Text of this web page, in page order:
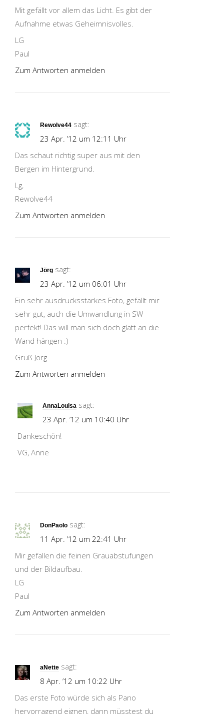
Mit gefällt vor allem das Licht. Es gibt der
Aufnahme etwas Geheimnisvolles.
LG
Paul
Zum Antworten anmelden
Rewolve44 sagt:
23 Apr. ’12 um 12:11 Uhr
Das schaut richtig super aus mit den
Bergen im Hintergrund.
Lg,
Rewolve44
Zum Antworten anmelden
Jörg sagt:
23 Apr. ’12 um 06:01 Uhr
Ein sehr ausdrucksstarkes Foto, gefällt mir
sehr gut, auch die Umwandlung in SW
perfekt! Das will man sich doch glatt an die
Wand hängen :)
Gruß Jörg
Zum Antworten anmelden
AnnaLouisa sagt:
23 Apr. ’12 um 10:40 Uhr
Dankeschön!
VG, Anne
DonPaolo sagt:
11 Apr. ’12 um 22:41 Uhr
Mir gefallen die feinen Grauabstufungen
und der Bildaufbau.
LG
Paul
Zum Antworten anmelden
aNette sagt:
8 Apr. ’12 um 10:22 Uhr
Das erste Foto würde sich als Pano
hervorragend eignen, dann müsstest du